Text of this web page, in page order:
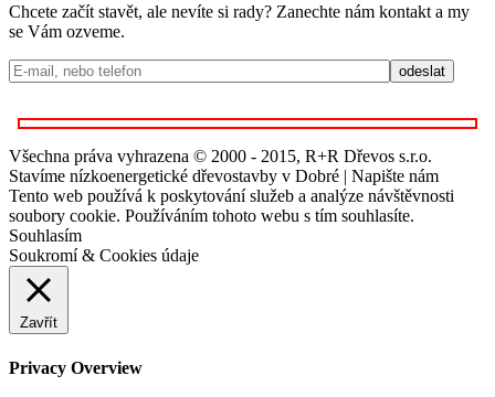
Chcete začít stavět, ale nevíte si rady? Zanechte nám kontakt a my
se Vám ozveme.
Všechna práva vyhrazena © 2000 - 2015, R+R Dřevos s.r.o.
Stavíme nízkoenergetické dřevostavby v Dobré | Napište nám
Tento web používá k poskytování služeb a analýze návštěvnosti
soubory cookie. Používáním tohoto webu s tím souhlasíte.
Souhlasím
Soukromí & Cookies údaje
Zavřít
Privacy Overview